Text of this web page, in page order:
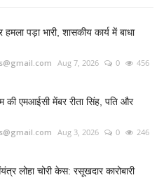
हमला पड़ा भारी, शासकीय कार्य में बाधा
Aug 7, 2026 0 456
की एमआईसी मेंबर रीता सिंह, पति और
Aug 3, 2026 0 246
लोहा चोरी केस: रसूखदार कारोबारी